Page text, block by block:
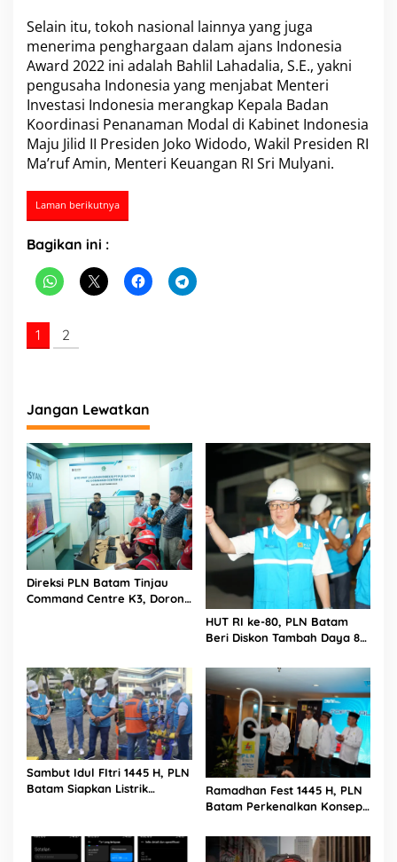
Selain itu, tokoh nasional lainnya yang juga
menerima penghargaan dalam ajans Indonesia
Award 2022 ini adalah Bahlil Lahadalia, S.E., yakni
pengusaha Indonesia yang menjabat Menteri
Investasi Indonesia merangkap Kepala Badan
Koordinasi Penanaman Modal di Kabinet Indonesia
Maju Jilid II Presiden Joko Widodo, Wakil Presiden RI
Ma’ruf Amin, Menteri Keuangan RI Sri Mulyani.
Laman berikutnya
Bagikan ini :
1 2
Jangan Lewatkan
Direksi PLN Batam Tinjau
Command Centre K3, Dorong
HUT RI ke-80, PLN Batam
Beri Diskon Tambah Daya 80
Agustus 2025
Sambut Idul FItri 1445 H, PLN
Batam Siapkan Listrik
Ramadhan Fest 1445 H, PLN
Batam Perkenalkan Konsep